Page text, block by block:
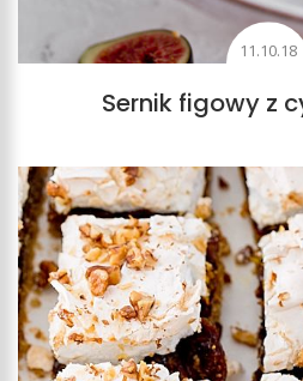
11.10.18
Sernik figowy z